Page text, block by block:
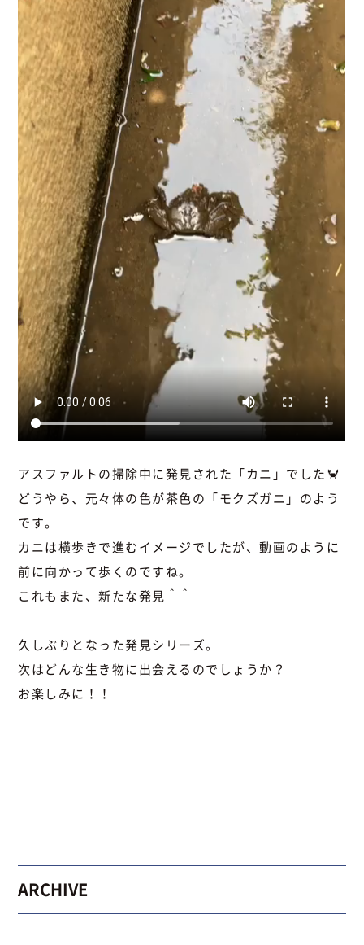
アスファルトの掃除中に発見された「カニ」でした🦀
どうやら、元々体の色が茶色の「モクズガニ」のよう
です。
カニは横歩きで進むイメージでしたが、動画のように
前に向かって歩くのですね。
これもまた、新たな発見＾＾
久しぶりとなった発見シリーズ。
次はどんな生き物に出会えるのでしょうか？
お楽しみに！！
ARCHIVE